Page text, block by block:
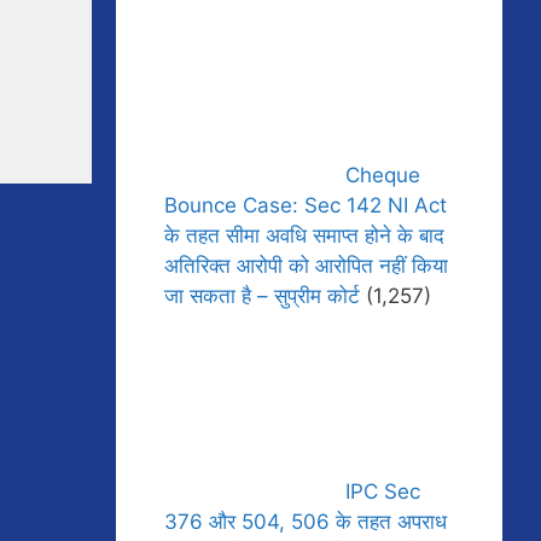
Cheque
Bounce Case: Sec 142 NI Act
के तहत सीमा अवधि समाप्त होने के बाद
अतिरिक्त आरोपी को आरोपित नहीं किया
जा सकता है – सुप्रीम कोर्ट (1,257)
IPC Sec
376 और 504, 506 के तहत अपराध